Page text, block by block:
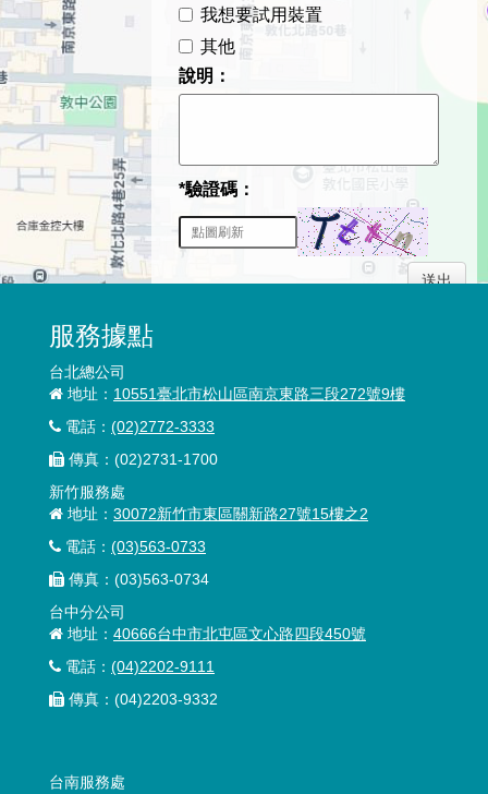
我想要試用裝置
其他
說明：
*驗證碼：
送出
服務據點
台北總公司
地址： 10551臺北市松山區南京東路三段272號9樓
電話： (02)2772-3333
傳真： (02)2731-1700
新竹服務處
地址： 30072新竹市東區關新路27號15樓之2
電話： (03)563-0733
傳真：(03)563-0734
台中分公司
地址： 40666台中市北屯區文心路四段450號
電話： (04)2202-9111
傳真：(04)2203-9332
台南服務處